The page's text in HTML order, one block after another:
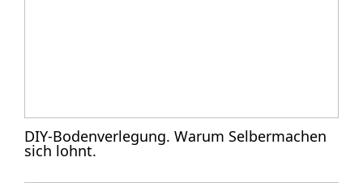
DIY-Bodenverlegung. Warum Selbermachen
sich lohnt.